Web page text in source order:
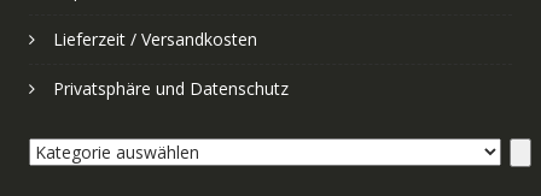
Lieferzeit / Versandkosten
Privatsphäre und Datenschutz
Kategorie